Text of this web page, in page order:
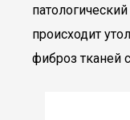
происходит
фиброз тканей